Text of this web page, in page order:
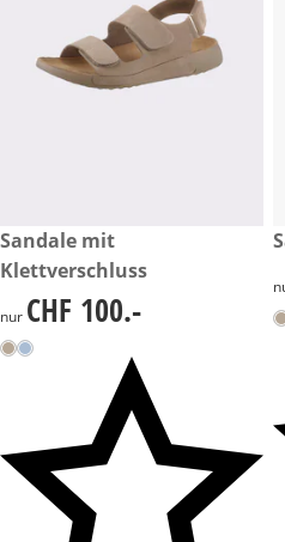
CHF 100.-
Sandale mit
Klettverschluss
CHF 100.-
nur CHF 100.-